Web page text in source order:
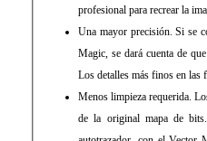
profesional para recrear la
Una mayor precisión. Si se
Magic, se dará cuenta de
Los detalles más finos en las
Menos limpieza requerida.
de la original mapa de